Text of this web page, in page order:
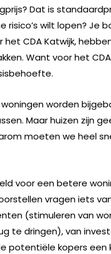
Dat is
wilt lopen? Je
het CDA Katwijk,
Want voor het
worden
Maar huizen zijn
moeten we heel
voor een betere
vragen iets
(stimuleren van
te dringen), van
potentiële kopers een